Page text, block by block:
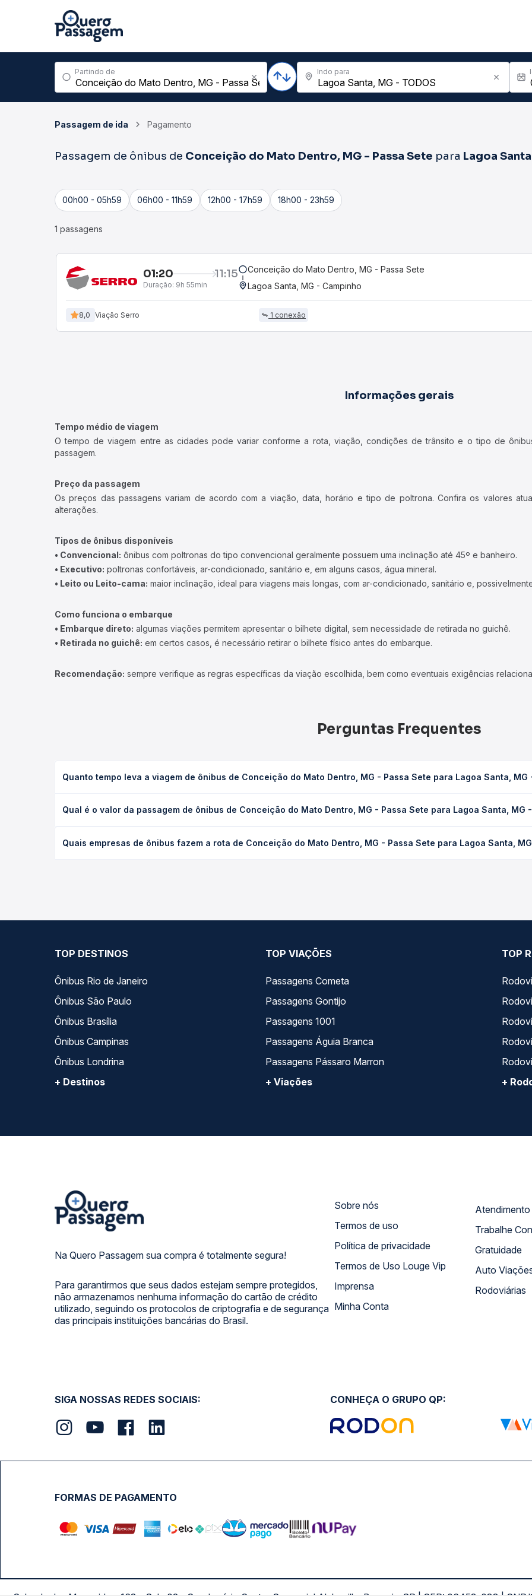
Partindo de Indo para
Passagem de ida Pagamento
Passagem de ônibus de Conceição do Mato Dentro, MG - Passa Sete para Lagoa Santa
00h00 - 05h59 06h00 - 11h59 12h00 - 17h59 18h00 - 23h59
1 passagens
01:20 11:15
Duração: 9h 55min
Conceição do Mato Dentro, MG - Passa Sete
Lagoa Santa, MG - Campinho
8,0 Viação Serro 1 conexão
Informações gerais
Tempo médio de viagem
O tempo de viagem entre as cidades pode variar conforme a rota, viação, condições de trânsito e o tipo de
passagem.
Preço da passagem
Os preços das passagens variam de acordo com a viação, data, horário e tipo de poltrona. Confira os valores
alterações.
Tipos de ônibus disponíveis
• Convencional: ônibus com poltronas do tipo convencional geralmente possuem uma inclinação até 45º e banheiro.
• Executivo: poltronas confortáveis, ar-condicionado, sanitário e, em alguns casos, água mineral.
• Leito ou Leito-cama: maior inclinação, ideal para viagens mais longas, com ar-condicionado, sanitário e,
Como funciona o embarque
• Embarque direto: algumas viações permitem apresentar o bilhete digital, sem necessidade de retirada no guichê.
• Retirada no guichê: em certos casos, é necessário retirar o bilhete físico antes do embarque.
Recomendação: sempre verifique as regras específicas da viação escolhida, bem como eventuais exigências
Perguntas Frequentes
Quanto tempo leva a viagem de ônibus de Conceição do Mato Dentro, MG - Passa Sete para Lagoa Santa, MG
serviço (convencional, executivo ou leito) e as condições de tráfego. Na Quero Passagem você consulta os horários
Qual é o valor da passagem de ônibus de Conceição do Mato Dentro, MG - Passa Sete para Lagoa Santa, MG -
data da viagem, a empresa, o tipo de poltrona e a antecedência da compra. Na Quero Passagem você compara os
Quais empresas de ônibus fazem a rota de Conceição do Mato Dentro, MG - Passa Sete para Lagoa Santa,
TOP DESTINOS
Ônibus Rio de Janeiro
Ônibus São Paulo
Ônibus Brasília
Ônibus Campinas
Ônibus Londrina
+ Destinos
TOP VIAÇÕES
Passagens Cometa
Passagens Gontijo
Passagens 1001
Passagens Águia Branca
Passagens Pássaro Marron
+ Viações
TOP
+
Na Quero Passagem sua compra é totalmente segura!
Para garantirmos que seus dados estejam sempre protegidos,
não armazenamos nenhuma informação do cartão de crédito
utilizado, seguindo os protocolos de criptografia e de segurança
das principais instituições bancárias do Brasil.
Sobre nós
Termos de uso
Política de privacidade
Termos de Uso Louge Vip
Imprensa
Minha Conta
Trabalhe
Gratuidade
Auto
Rodoviárias
SIGA NOSSAS REDES SOCIAIS: CONHEÇA O GRUPO QP:
FORMAS DE PAGAMENTO